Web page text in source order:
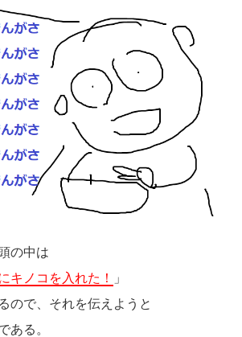
の中は
キノコを入れた！
」
ので、それを伝えようと
ある。